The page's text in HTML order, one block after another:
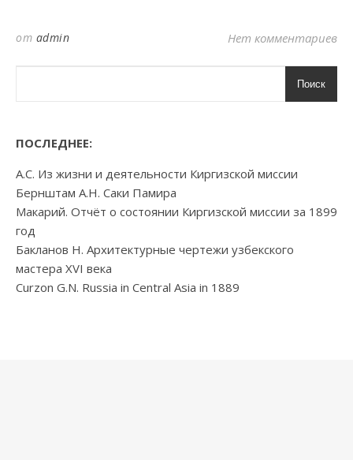
от admin Нет комментариев
Поиск
ПОСЛЕДНЕЕ:
А.С. Из жизни и деятельности Киргизской миссии
Бернштам А.Н. Саки Памира
Макарий. Отчёт о состоянии Киргизской миссии за 1899
год
Бакланов Н. Архитектурные чертежи узбекского
мастера XVI века
Curzon G.N. Russia in Central Asia in 1889